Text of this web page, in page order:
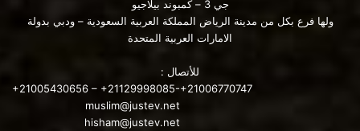
جي 3 – كمبوند بيلاجيو
ولها فرع بكل من مدينة الرياض المملكة العربية السعودية – ودبي بدولة
الامارات العربية المتحدة
للأتصال :
+21005430656 – +21129998085-+21006770747
muslim@justev.net
hisham@justev.net